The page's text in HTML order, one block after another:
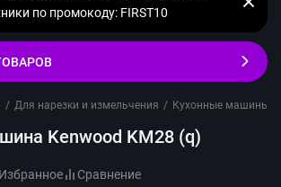
по промокоду: FIRST10
/ Для нарезки и измельчения / Кухонные машины
Kenwood KM28 (q)
Избранное Сравнение